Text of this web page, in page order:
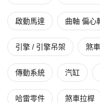
啟動馬達 曲軸 偏心
引擎 / 引擎吊架 煞
傳動系統 汽缸
哈雷零件 煞車拉桿